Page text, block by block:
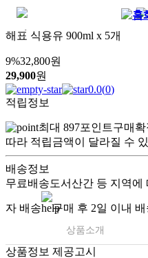
해표 식용유 900ml x 5개
9%32,800원
29,900원
0.0(0)
적립정보
최대 897포인트구매
따라 적립금액이 달라질 수
배송정보
무료배송도서산간 등 지역에
자 배송 구매 후 2일 이내
상품소개
상품정보 제공고시